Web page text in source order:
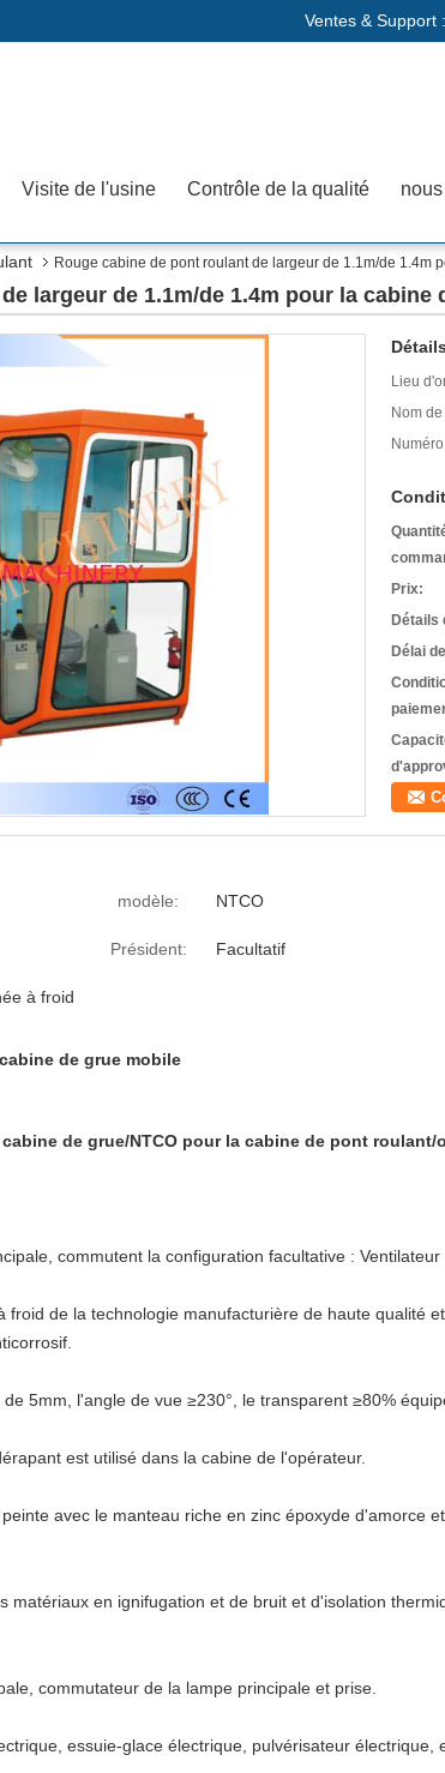
Ventes & Support :
Visite de l'usine Contrôle de la qualité
Rouge cabine de pont roulant de largeur de 1.1m/de 1.4m
largeur de 1.1m/de 1.4m pour la cabine
Lieu
Nom
Prix:
Détails
Délai
modèle: NTCO
Président: Facultatif
à froid
cabine de grue mobile
de grue/NTCO pour la cabine de pont roulant/
commutent la configuration facultative :
froid de la technologie manufacturière de haute qualité
5mm, l'angle de vue ≥230°, le transparent ≥80%
est utilisé dans la cabine de l'opérateur.
avec le manteau riche en zinc époxyde d'amorce
matériaux en ignifugation et de bruit et d'isolation
commutateur de la lampe principale et prise.
essuie-glace électrique, pulvérisateur électrique,